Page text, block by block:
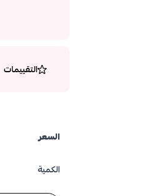
التقييمات
السعر
الكمية